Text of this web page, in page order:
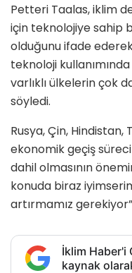
Petteri Taalas, iklim
için teknolojiye sahip
olduğunu ifade
teknoloji
varlıklı ülkelerin çok
söyledi.
Rusya, Çin,
ekonomik geçiş
dahil olmasının
konuda biraz
artırmamız
İklim Haber'i
kaynak